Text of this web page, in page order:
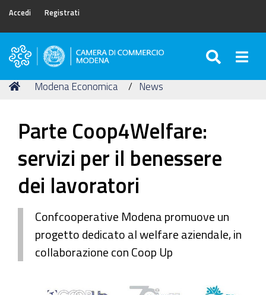
Accedi Registrati
Camera
Commercio
Tu
Home
Modena Economica News
Parte Coop4Welfare:
servizi per il benessere
dei lavoratori
Confcooperative Modena promuove un
progetto dedicato al welfare aziendale, in
collaborazione con Coop Up